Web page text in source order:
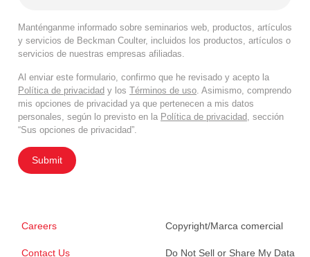
Manténganme informado sobre seminarios web, productos, artículos
y servicios de Beckman Coulter, incluidos los productos, artículos o
servicios de nuestras empresas afiliadas.
Al enviar este formulario, confirmo que he revisado y acepto la
Política de privacidad y los Términos de uso . Asimismo, comprendo
mis opciones de privacidad ya que pertenecen a mis datos
personales, según lo previsto en la Política de privacidad , sección
“Sus opciones de privacidad”.
Submit
Careers
Contact Us
Copyright/Marca comercial
Do Not Sell or Share My Data